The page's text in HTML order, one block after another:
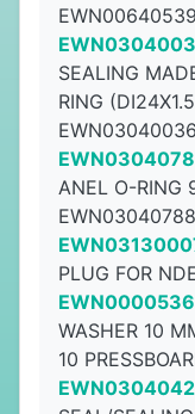
SEALING
RING
ANEL O-RING
PLUG FOR
WASHER 10
10